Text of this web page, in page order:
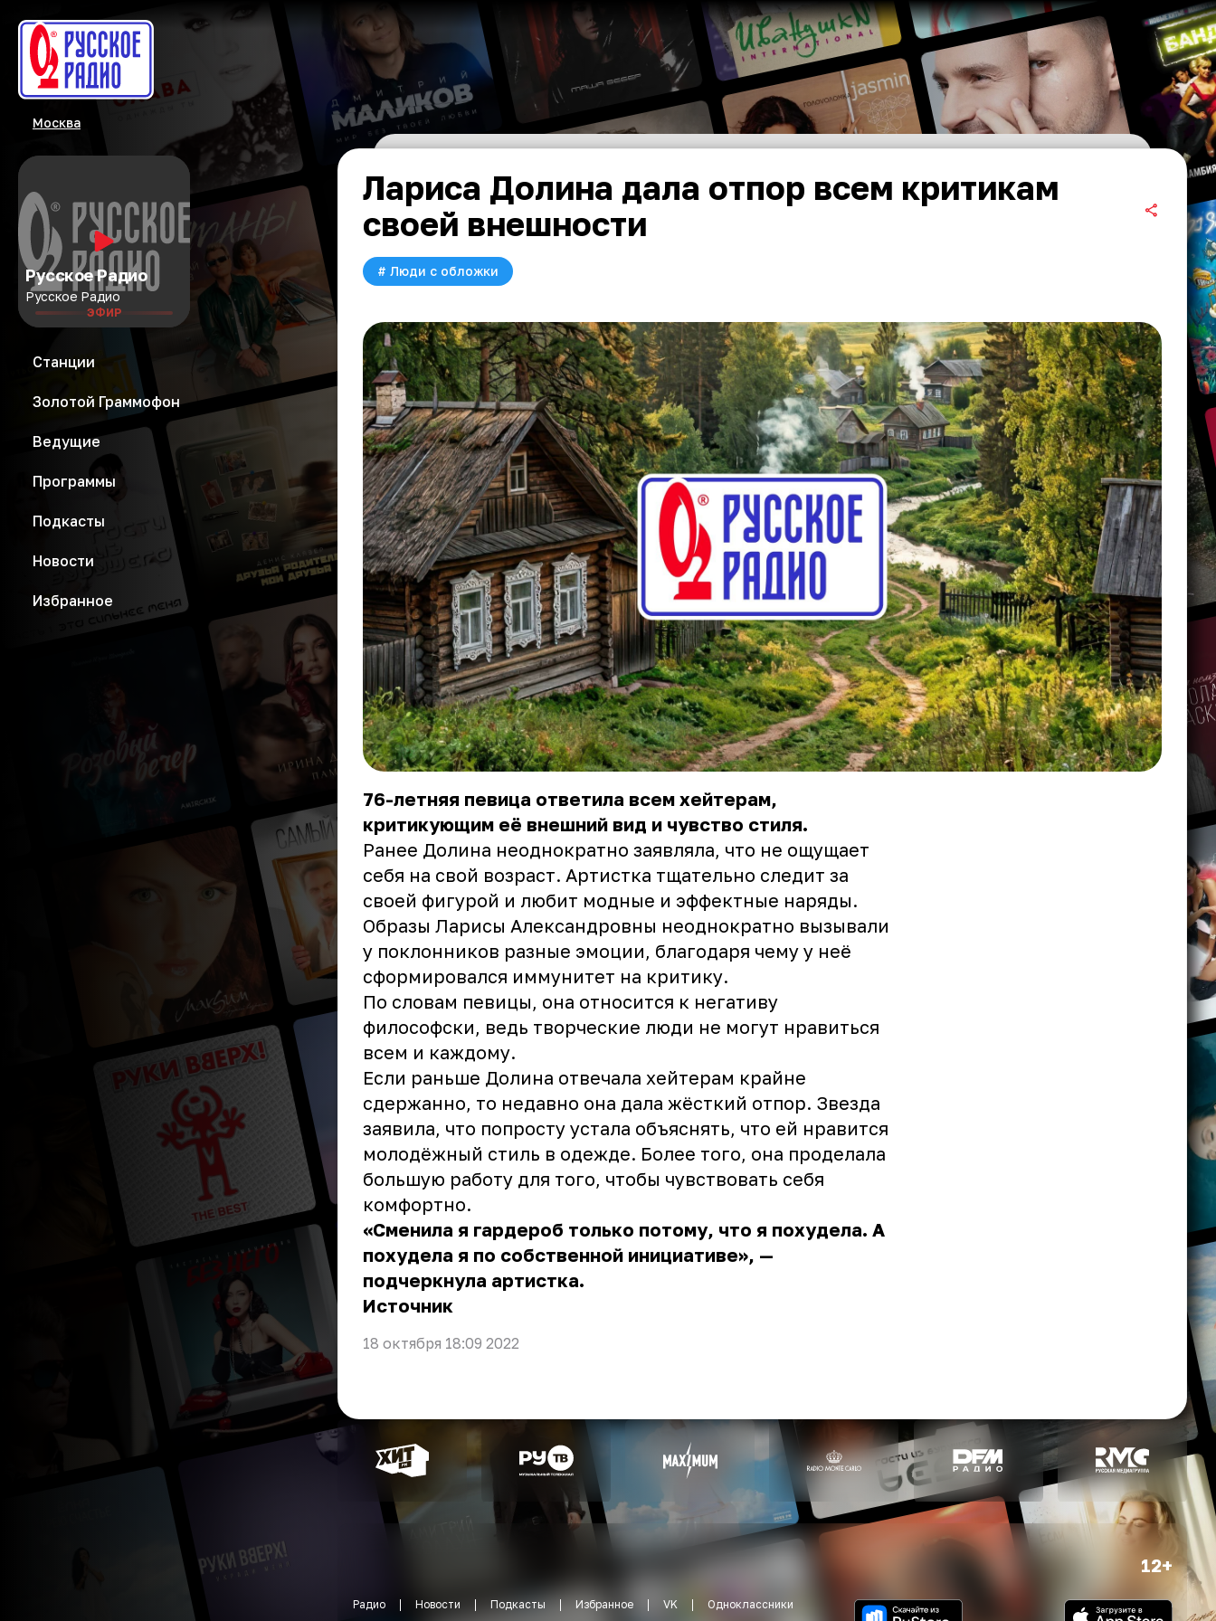
Москва
Русское Радио
Русское Радио
ЭФИР
Станции
Золотой Граммофон
Ведущие
Программы
Подкасты
Новости
Избранное
Лариса Долина дала отпор всем критикам
своей внешности
# Люди с обложки
76-летняя певица ответила всем хейтерам,
критикующим её внешний вид и чувство стиля.
Ранее Долина неоднократно заявляла, что не ощущает
себя на свой возраст. Артистка тщательно следит за
своей фигурой и любит модные и эффектные наряды.
Образы Ларисы Александровны неоднократно вызывали
у поклонников разные эмоции, благодаря чему у неё
сформировался иммунитет на критику.
По словам певицы, она относится к негативу
философски, ведь творческие люди не могут нравиться
всем и каждому.
Если раньше Долина отвечала хейтерам крайне
сдержанно, то недавно она дала жёсткий отпор. Звезда
заявила, что попросту устала объяснять, что ей нравится
молодёжный стиль в одежде. Более того, она проделала
большую работу для того, чтобы чувствовать себя
комфортно.
«Сменила я гардероб только потому, что я похудела. А
похудела я по собственной инициативе», —
подчеркнула артистка.
Источник
18 октября 18:09 2022
12+
Радио Новости Подкасты Избранное VK Одноклассники